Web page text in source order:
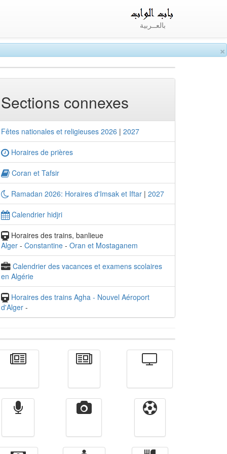
×
بالعــربية
Sections connexes
Fêtes nationales et religieuses 2026 | 2027
Horaires de prières
Coran et Tafsir
Ramadan 2026: Horaires d'Imsak et Iftar | 2027
Calendrier hidjri
Horaires des trains, banlieue
Alger - Constantine - Oran et Mostaganem
Calendrier des vacances et examens scolaires
en Algérie
Horaires des trains Agha - Nouvel Aéroport
d'Alger -